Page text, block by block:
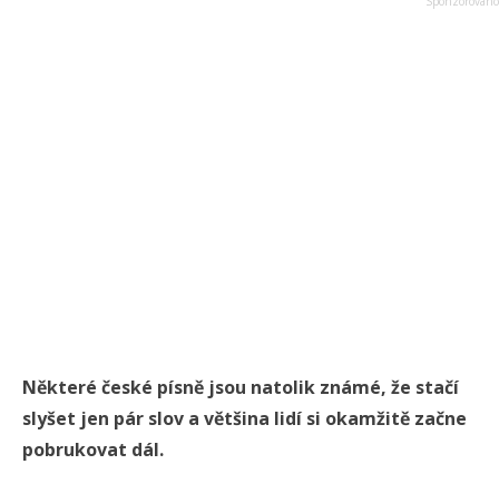
Některé české písně jsou natolik známé, že stačí
slyšet jen pár slov a většina lidí si okamžitě začne
pobrukovat dál.